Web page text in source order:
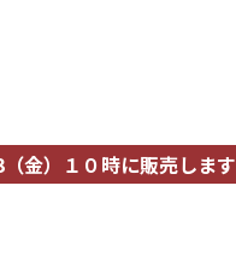
金）１０時に販売します